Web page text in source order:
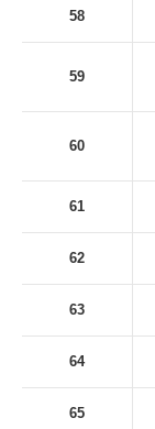
58
59
60
61
62
63
64
65